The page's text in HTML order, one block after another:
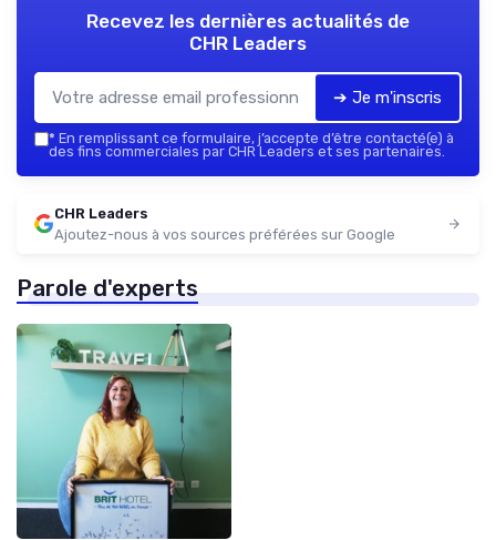
Recevez les dernières actualités de
CHR Leaders
➔ Je m'inscris
* En remplissant ce formulaire, j’accepte d’être contacté(e) à
des fins commerciales par CHR Leaders et ses partenaires.
CHR Leaders
Ajoutez-nous à vos sources préférées sur Google
Parole d'experts